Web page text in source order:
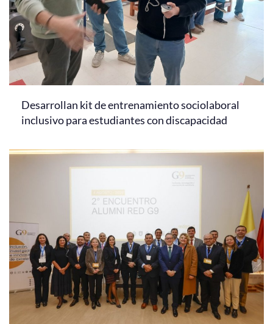
Desarrollan kit de entrenamiento sociolaboral
inclusivo para estudiantes con discapacidad